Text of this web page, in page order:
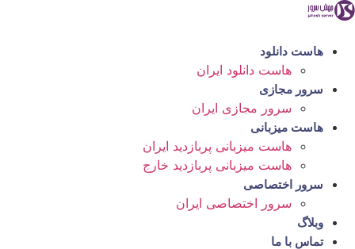
پرش
محتوا
هاست دانلود
هاست دانلود ایران
سرور مجازی
سرور مجازی ایران
هاست میزبانی
هاست میزبانی پربازدید ایران
هاست میزبانی پربازدید خارج
سرور اختصاصی
سرور اختصاصی ایران
وبلاگ
تماس با ما